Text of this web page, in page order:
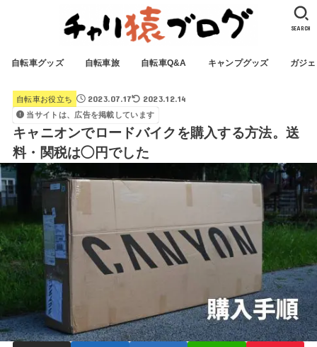
自転車グッズ 自転車旅 自転車Q&A キャンプグッズ ガジ
SEARCH
自転車お役立ち 2023.07.17 2023.12.14
当サイトは、広告を掲載しています
キャニオンでロードバイクを購入する方法。送
料・関税は◯円でした